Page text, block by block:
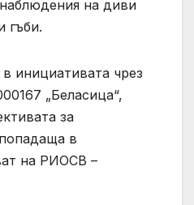
на диви
гъби.
инициативата чрез
„Беласица“,
за
в
на РИОСВ –